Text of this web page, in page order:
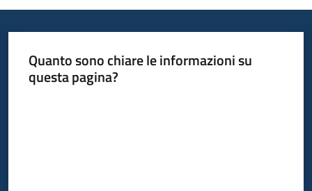
Quanto sono chiare le informazioni su
questa pagina?